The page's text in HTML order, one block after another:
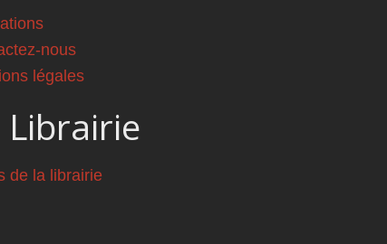
nous
légales
Librairie
de la librairie